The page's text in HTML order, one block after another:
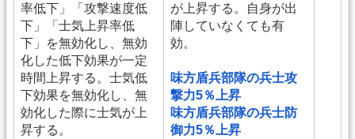
率低下」「攻撃速度低
下」「士気上昇率低
下」を無効化し、無効
化した低下効果が一定
時間上昇する。士気低
下効果を無効化し、無
効化した際に士気が上
昇する。
が上昇する。自身が出
陣していなくても有
効。
味方盾兵部隊の兵士攻
撃力5％上昇
味方盾兵部隊の兵士防
御力5％上昇